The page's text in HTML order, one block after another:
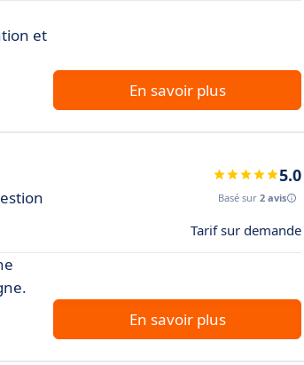
et
En savoir plus
5.0
Basé sur 2 avis
Tarif sur demande
En savoir plus